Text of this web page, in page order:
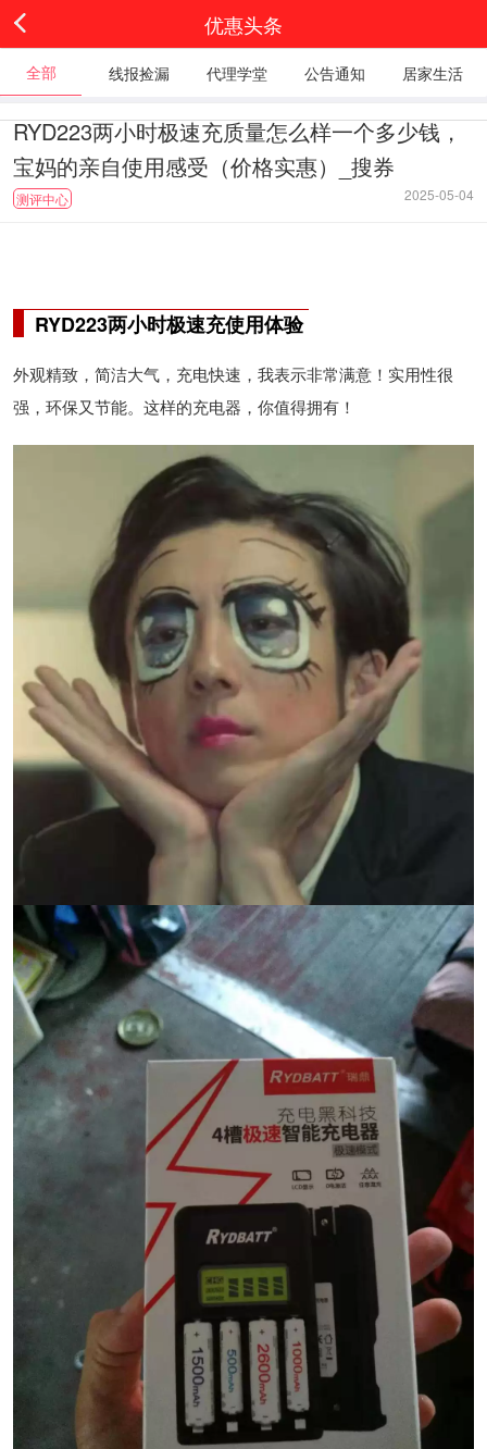
优惠头条
全部 线报捡漏 代理学堂 公告通知 居家生活
RYD223两小时极速充质量怎么样一个多少钱，
宝妈的亲自使用感受（价格实惠）_搜券
测评中心 2025-05-04
RYD223两小时极速充使用体验
外观精致，简洁大气，充电快速，我表示非常满意！实用性很
强，环保又节能。这样的充电器，你值得拥有！